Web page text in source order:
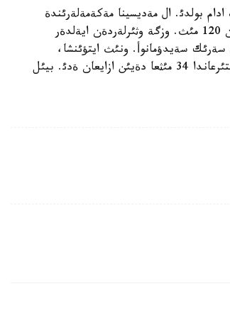
باسئندا تئركةلگةن حالئقتئث سانئ 1 ميلليون 404 مئث ادام بولدئ. ال مةديسينا مةكةمةلةرئندة
تئركةلگةن ادامدئث سانئ 2 ميلليون 525 مئثدئ قذرادئ. ايئرما 1 ميلليون 120 مئث. وزگة وثئرلةردةن ايةلدةر
سةرئك سةيدؤمانوأ. ونئث ايتؤئنشا،
بئلتئر قالادا دذنيةگة كةلگةن سابيلةردئث سانئ الدئثعئ جئلمةن سالئستئرعاندا 34 مئثعا دةيئن ازايعان ةدئ. بيئل